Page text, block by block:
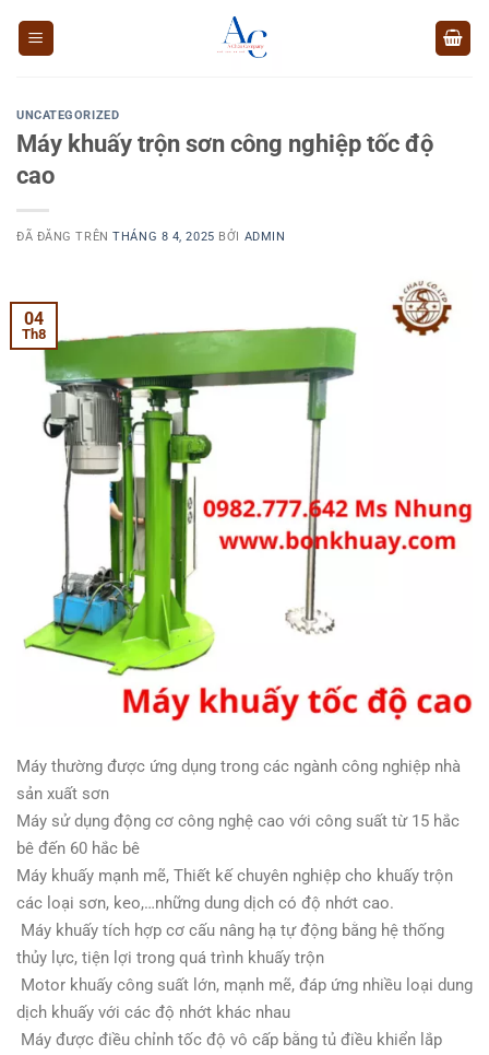
UNCATEGORIZED
Máy khuấy trộn sơn công nghiệp tốc độ
cao
ĐÃ ĐĂNG TRÊNTHÁNG 8 4, 2025 BỞI ADMIN
04
Th8
Máy thường được ứng dụng trong các ngành công nghiệp nhà
sản xuất sơn
Máy sử dụng động cơ công nghệ cao với công suất từ 15 hắc
bê đến 60 hắc bê
Máy khuấy mạnh mẽ, Thiết kế chuyên nghiệp cho khuấy trộn
các loại sơn, keo,…những dung dịch có độ nhớt cao.
Máy khuấy tích hợp cơ cấu nâng hạ tự động bằng hệ thống
thủy lực, tiện lợi trong quá trình khuấy trộn
Motor khuấy công suất lớn, mạnh mẽ, đáp ứng nhiều loại dung
dịch khuấy với các độ nhớt khác nhau
Máy được điều chỉnh tốc độ vô cấp bằng tủ điều khiển lắp